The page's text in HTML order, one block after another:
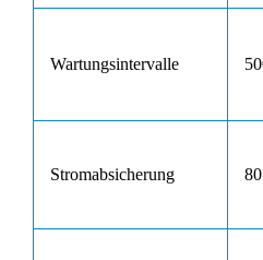
Wartungsintervalle
Stromabsicherung